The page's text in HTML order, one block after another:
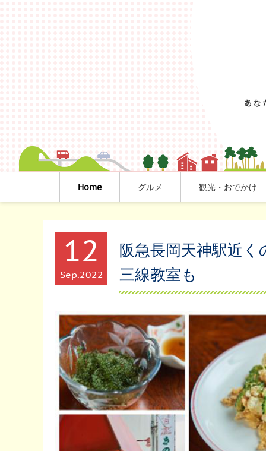
Home グルメ 観光・おでかけ
12
Sep 2022
阪急長岡天神駅近
三線教室も